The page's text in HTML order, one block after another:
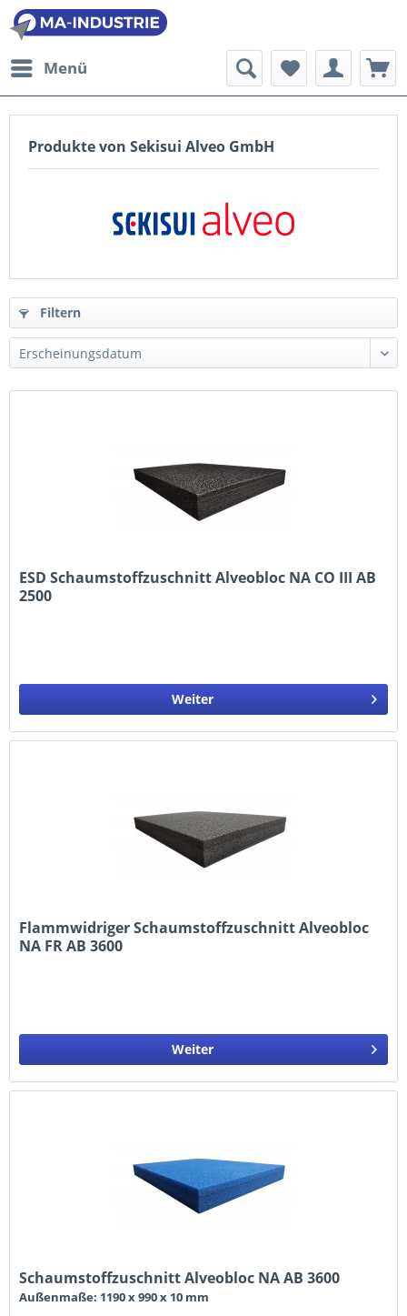
Menü
Produkte von Sekisui Alveo GmbH
Filtern
ESD Schaumstoffzuschnitt Alveobloc NA CO III AB
2500
Weiter
Flammwidriger Schaumstoffzuschnitt Alveobloc
NA FR AB 3600
Weiter
Schaumstoffzuschnitt Alveobloc NA AB 3600
Außenmaße: 1190 x 990 x 10 mm